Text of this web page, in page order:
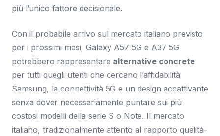
più l’unico fattore decisionale.
Con il probabile arrivo sul mercato italiano previsto
per i prossimi mesi, Galaxy A57 5G e A37 5G
potrebbero rappresentare alternative concrete
per tutti quegli utenti che cercano l’affidabilità
Samsung, la connettività 5G e un design accattivante
senza dover necessariamente puntare sui più
costosi modelli della serie S o Note. Il mercato
italiano, tradizionalmente attento al rapporto qualità-